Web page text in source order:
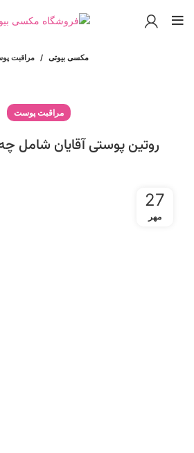
مکسی بیوتی مراقبت
مراقبت پوست
روتین پوستی آقایان شامل
27
مهر